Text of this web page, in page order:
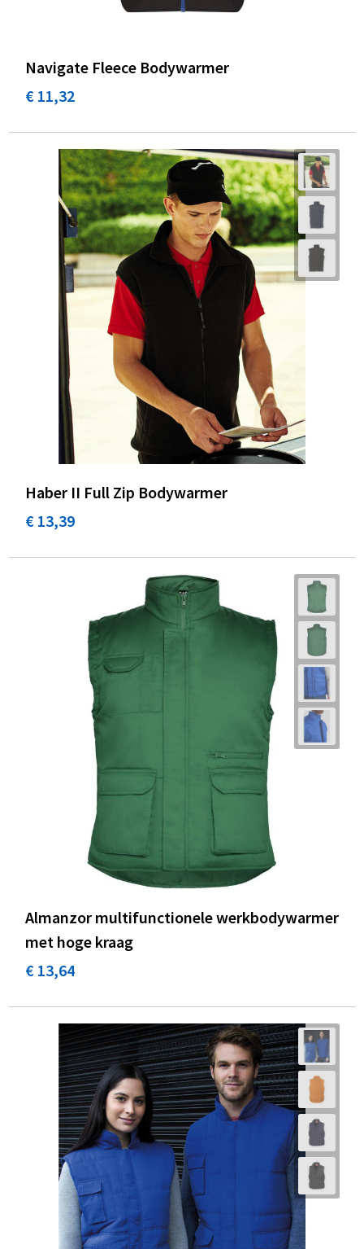
Navigate Fleece Bodywarmer
€ 11,32
Haber II Full Zip Bodywarmer
€ 13,39
Almanzor multifunctionele werkbodywarmer
met hoge kraag
€ 13,64